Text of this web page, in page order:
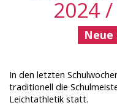
2024
Neue
In den letzten
traditionell die
Leichtathletik statt.